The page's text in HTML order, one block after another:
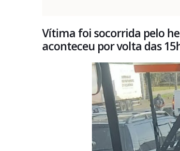
Vítima foi socorrida pelo
aconteceu por volta das